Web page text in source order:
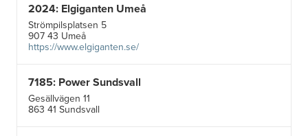
2024: Elgiganten Umeå
Strömpilsplatsen 5
907 43 Umeå
https://www.elgiganten.se/
7185: Power Sundsvall
Gesällvägen 11
863 41 Sundsvall